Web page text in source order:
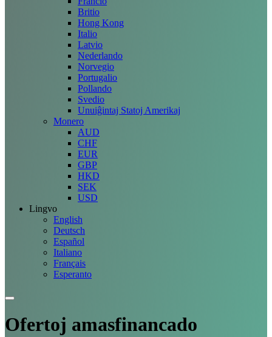
Britio
Hong Kong
Italio
Latvio
Nederlando
Norvegio
Portugalio
Pollando
Svedio
Unuiĝintaj Statoj Amerikaj
Monero
AUD
CHF
EUR
GBP
HKD
SEK
USD
Lingvo
English
Deutsch
Español
Italiano
Français
Esperanto
Ofertoj amasfinancado